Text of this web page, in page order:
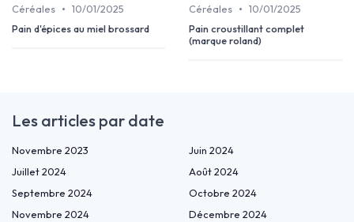
Céréales • 10/01/2025
Pain d'épices au miel brossard
Céréales • 10/01/2025
Pain croustillant complet
(marque roland)
Les articles par date
Novembre 2023
Juin 2024
Juillet 2024
Août 2024
Septembre 2024
Octobre 2024
Novembre 2024
Décembre 2024